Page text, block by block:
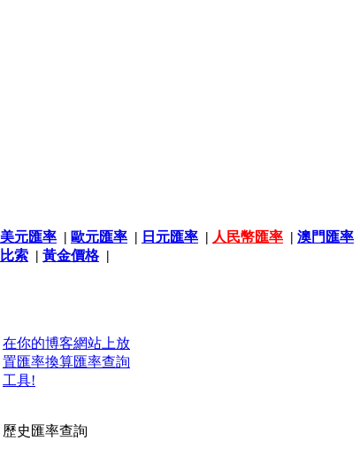
美元匯率 | 歐元匯率 | 日元匯率 | 人民幣匯率 | 澳門匯率
比索 | 黃金價格|
在你的博客網站上放
置匯率換算匯率查詢
工具!
歷史匯率查詢